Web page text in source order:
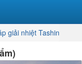
giải nhiệt Tashin